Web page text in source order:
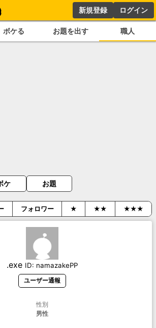
新規登録 ログイン
ボケる お題を出す 職人
ケ お題
フォロワー ★ ★★ ★★★
.exe ID: namazakePP
ユーザー通報
性別
男性